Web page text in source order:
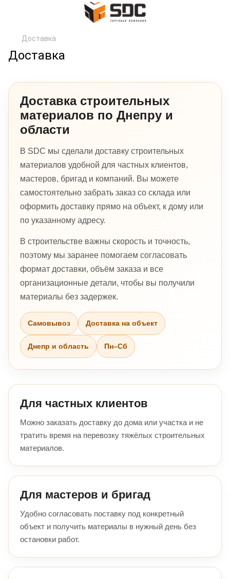
Доставка
Доставка
Доставка строительных
материалов по Днепру и
области
В SDC мы сделали доставку строительных
материалов удобной для частных клиентов,
мастеров, бригад и компаний. Вы можете
самостоятельно забрать заказ со склада или
оформить доставку прямо на объект, к дому или
по указанному адресу.
В строительстве важны скорость и точность,
поэтому мы заранее помогаем согласовать
формат доставки, объём заказа и все
организационные детали, чтобы вы получили
материалы без задержек.
Самовывоз Доставка на объект
Днепр и область Пн–Сб
Для частных клиентов
Можно заказать доставку до дома или участка и не
тратить время на перевозку тяжёлых строительных
материалов.
Для мастеров и бригад
Удобно согласовать поставку под конкретный
объект и получить материалы в нужный день без
остановки работ.